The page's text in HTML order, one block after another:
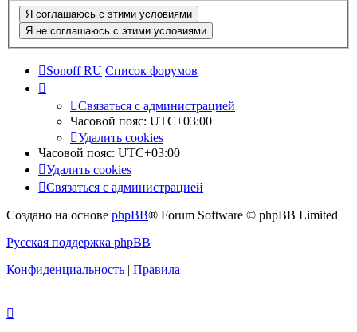
Sonoff RU Список форумов
Связаться с администрацией
Часовой пояс: UTC+03:00
Удалить cookies
Часовой пояс: UTC+03:00
Удалить cookies
Связаться с администрацией
Создано на основе phpBB® Forum Software © phpBB Limited
Русская поддержка phpBB
Конфиденциальность | Правила